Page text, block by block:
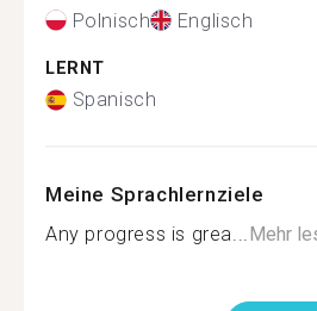
Polnisch Englisch
LERNT
Spanisch
Meine Sprachlernziele
Any progress is grea...Mehr